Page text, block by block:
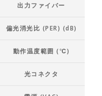
出力ファイバー
偏光消光比 (PER) (dB)
動作温度範囲 (℃)
光コネクタ